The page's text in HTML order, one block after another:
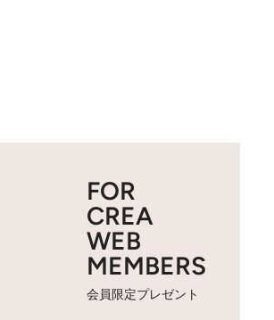
FOR
CREA
WEB
MEMBERS
会員限定プレゼント